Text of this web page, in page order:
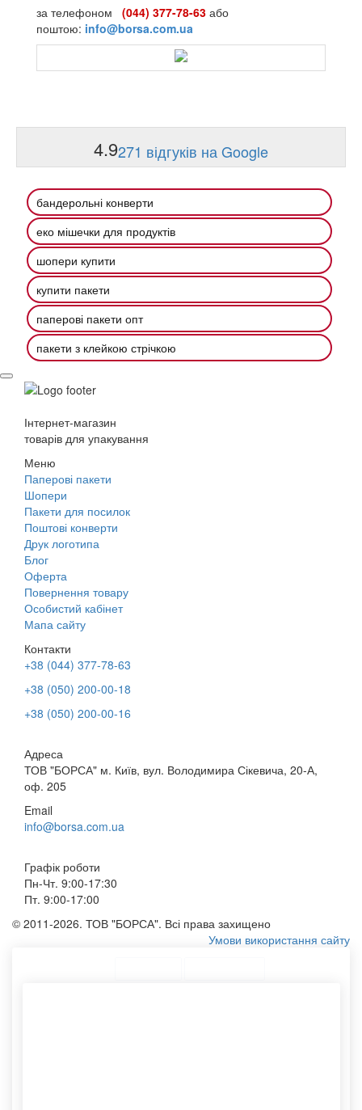
за телефоном (044) 377-78-63 або
поштою: info@borsa.com.ua
4.9271 відгуків на Google
бандерольні конверти
еко мішечки для продуктів
шопери купити
купити пакети
паперові пакети опт
пакети з клейкою стрічкою
Інтернет-магазин
товарів для упакування
Меню
Паперові пакети
Шопери
Пакети для посилок
Поштові конверти
Друк логотипа
Блог
Оферта
Повернення товару
Особистий кабінет
Мапа сайту
Контакти
+38 (044) 377-78-63
+38 (050) 200-00-18
+38 (050) 200-00-16
Адреса
ТОВ "БОРСА" м. Київ, вул. Володимира Сікевича, 20-А,
оф. 205
Email
info@borsa.com.ua
Графік роботи
Пн-Чт. 9:00-17:30
Пт. 9:00-17:00
© 2011-2026. ТОВ "БОРСА". Всі права захищено
Умови використання сайту